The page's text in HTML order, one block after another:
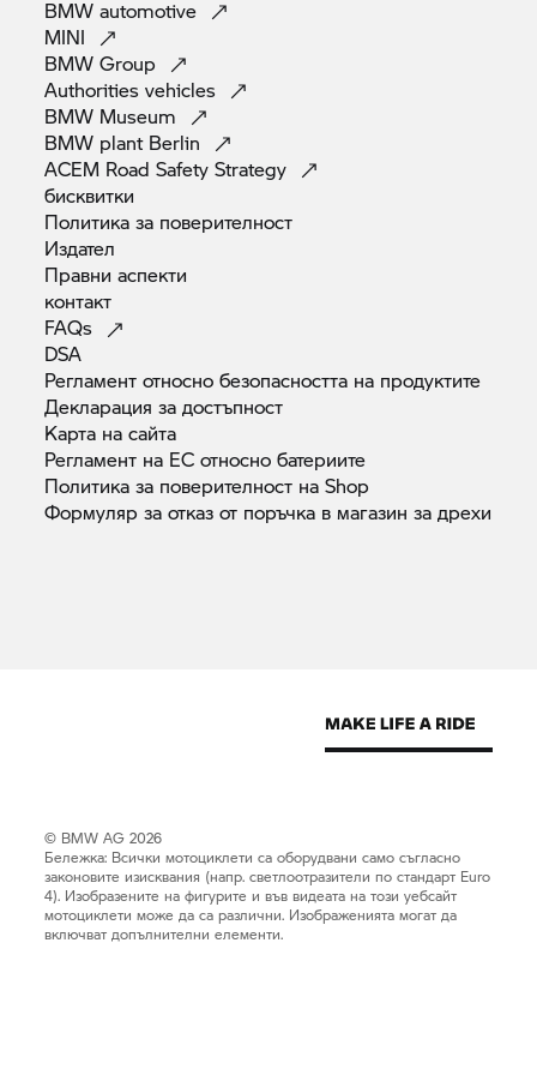
телескопичната вилка. В комбинация с по-
ниските непружинни маси и ниските сили на
отделяне на системата се получават
изключително чувствителни и удобни
характеристики на реакция.
Предното окачване Duolever от
съчетава характеристики, които досега не са
били съвместими, а именно стабилност на
посоката при висока скорост, гъвкаво
управление, прецизно усещане за кормилно
управление и стабилна спирачна ефективност
във всички скоростни диапазони.
BMWautomotive
MINI
BMWGroup
Authoritiesvehicles
BMW Museum
BMW plant Berlin
ACEM Road SafetyStrategy
бисквитки
Политика за поверителност
Издател
Правниаспекти
контакт
FAQs
DSA
Регламент относно безопасността на продуктите
Декларация задостъпност
Карта насайта
Регламент на ЕС относнобатериите
Политика за поверителност наShop
Формуляр за отказ от поръчка в магазин задрехи
© BMW AG 2026
Бележка: Всички мотоциклети са оборудвани само съгласно
законовите изисквания (напр. светлоотразители по стандарт Euro
4). Изобразените на фигурите и във видеата на този уебсайт
мотоциклети може да са различни. Изображенията могат да
включват допълнителни елементи.